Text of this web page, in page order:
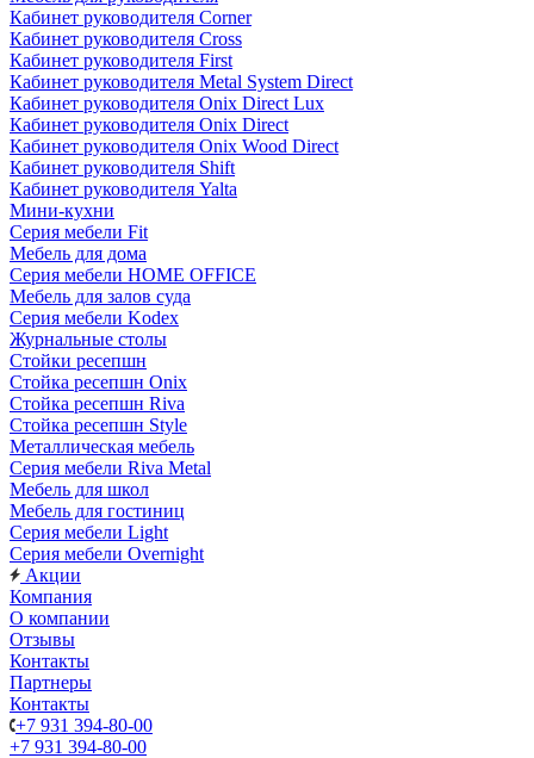
Кабинет руководителя Corner
Кабинет руководителя Cross
Кабинет руководителя First
Кабинет руководителя Metal System Direct
Кабинет руководителя Onix Direct Lux
Кабинет руководителя Onix Direct
Кабинет руководителя Onix Wood Direct
Кабинет руководителя Shift
Кабинет руководителя Yalta
Мини-кухни
Серия мебели Fit
Мебель для дома
Серия мебели HOME OFFICE
Мебель для залов суда
Серия мебели Kodex
Журнальные столы
Стойки ресепшн
Стойка ресепшн Onix
Стойка ресепшн Riva
Стойка ресепшн Style
Металлическая мебель
Серия мебели Riva Metal
Мебель для школ
Мебель для гостиниц
Серия мебели Light
Серия мебели Overnight
Акции
Компания
О компании
Отзывы
Контакты
Партнеры
Контакты
+7 931 394-80-00
+7 931 394-80-00